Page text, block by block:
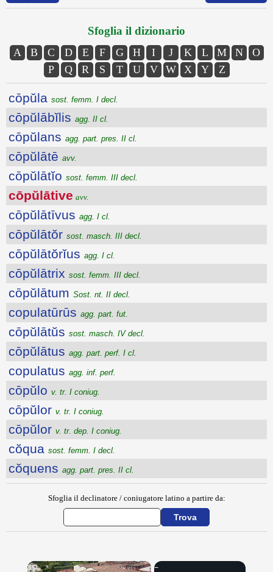
Sfoglia il dizionario
A B C D E F G H I J K L M N
O
P
Q R S T U V W X Y Z
cōpŭla sost. femm. I decl.
cōpŭlābĭlis agg. II cl.
cōpŭlans agg. part. pres. II cl.
cōpŭlātē avv.
cōpŭlātĭo sost. femm. III decl.
cōpŭlātive avv.
cōpŭlātīvus agg. I cl.
cōpŭlātŏr sost. masch. III decl.
cōpŭlātŏrĭus agg. I cl.
cōpŭlātrix sost. femm. III decl.
cōpŭlātum Sost. nt. II decl.
copulatūrūs agg. part. fut.
cōpŭlātŭs sost. masch. IV decl.
cōpŭlātus agg. part. perf. I cl.
copulatus agg. inf. perf.
cōpŭlo v. tr. I coniug.
cōpŭlor v. tr. I coniug.
cōpŭlor v. tr. dep. I coniug.
cŏqua sost. femm. I decl.
cŏquens agg. part. pres. II cl.
Sfoglia il declinatore / coniugatore latino a partire da:
×